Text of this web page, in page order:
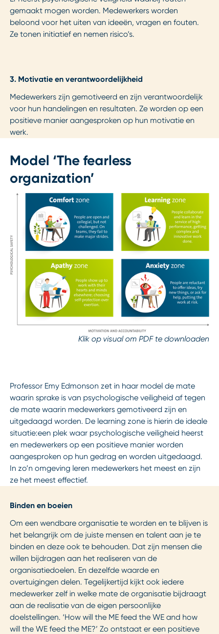
gemaakt mogen worden. Medewerkers worden
beloond voor het uiten van ideeën, vragen en fouten.
Ze tonen initiatief en nemen risico’s.
3. Motivatie en verantwoordelijkheid
Medewerkers zijn gemotiveerd en zijn verantwoordelijk
voor hun handelingen en resultaten. Ze worden op een
positieve manier aangesproken op hun motivatie en
werk.
Model ‘The fearless
organization’
Klik op visual om PDF te downloaden
Professor Emy Edmonson zet in haar model de mate
waarin sprake is van psychologische veiligheid af tegen
de mate waarin medewerkers gemotiveerd zijn en
uitgedaagd worden. De learning zone is hierin de ideale
situatie:een plek waar psychologische veiligheid heerst
en medewerkers op een positieve manier worden
aangesproken op hun gedrag en worden uitgedaagd.
In zo’n omgeving leren medewerkers het meest en zijn
ze het meest effectief.
Binden en boeien
Om een wendbare organisatie te worden en te blijven is
het belangrijk om de juiste mensen en talent aan je te
binden en deze ook te behouden. Dat zijn mensen die
willen bijdragen aan het realiseren van de
organisatiedoelen. En dezelfde waarde en
overtuigingen delen. Tegelijkertijd kijkt ook iedere
medewerker zelf in welke mate de organisatie bijdraagt
aan de realisatie van de eigen persoonlijke
doelstellingen. ‘How will the ME feed the WE and how
will the WE feed the ME?’ Zo ontstaat er een positieve